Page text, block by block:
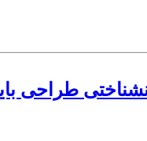
طراحی